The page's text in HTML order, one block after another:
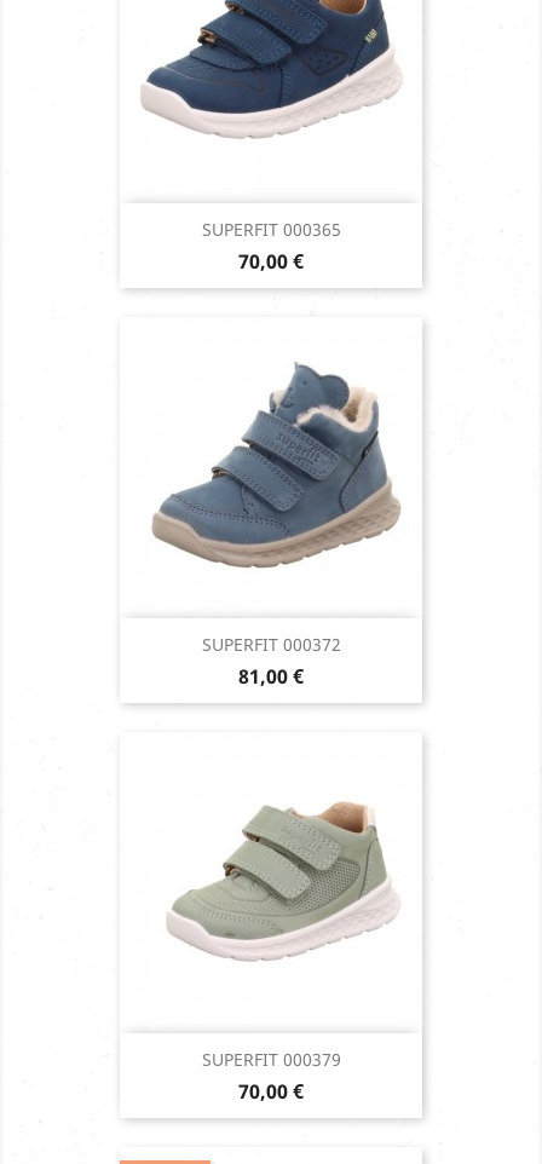
SUPERFIT 000365
Prix
70,00 €
SUPERFIT 000372
Prix
81,00 €
SUPERFIT 000379
Prix
70,00 €